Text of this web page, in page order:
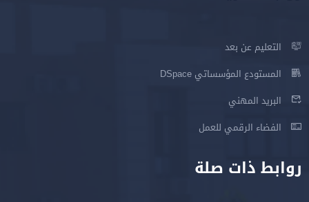
التعليم عن بعد
المستودع المؤسساتي DSpace
البريد المهني
الفضاء الرقمي للعمل
روابط ذات صلة